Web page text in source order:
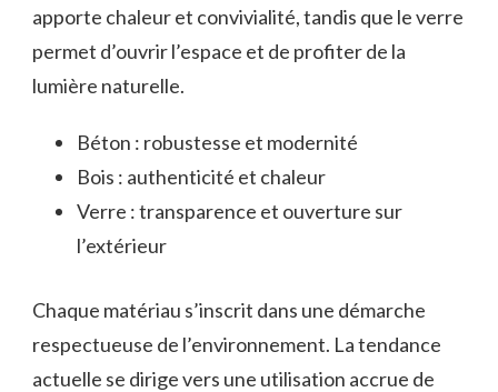
apporte chaleur et convivialité, tandis que le verre
permet d’ouvrir l’espace et de profiter de la
lumière naturelle.
Béton : robustesse et modernité
Bois : authenticité et chaleur
Verre : transparence et ouverture sur
l’extérieur
Chaque matériau s’inscrit dans une démarche
respectueuse de l’environnement. La tendance
actuelle se dirige vers une utilisation accrue de